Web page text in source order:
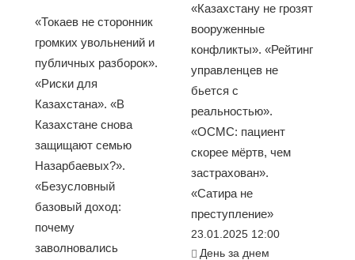
«Токаев не сторонник
громких увольнений и
публичных разборок».
«Риски для
Казахстана». «В
Казахстане снова
защищают семью
Назарбаевых?».
«Безусловный
базовый доход:
почему
заволновались
«Казахстану не грозят
вооруженные
конфликты». «Рейтинг
управленцев не
бьется с
реальностью».
«ОСМС: пациент
скорее мёртв, чем
застрахован».
«Сатира не
преступление»
23.01.2025 12:00
День за днем